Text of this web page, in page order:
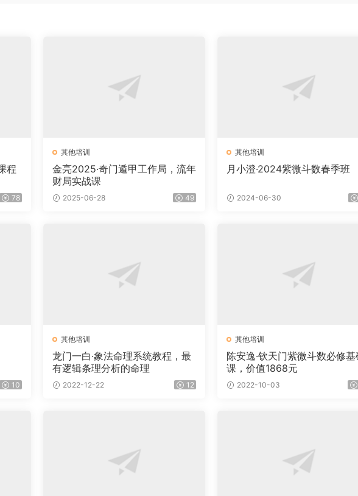
程
78
其他培训
金亮2025·奇门遁甲工作局，流年
财局实战课
2025-06-28 49
其他培训
月小澄·2024紫微斗数春季班
2024-06-30
10
其他培训
龙门一白·象法命理系统教程，最
有逻辑条理分析的命理
2022-12-22 12
其他培训
陈安逸·钦天门紫微斗数必修
课，价值1868元
2022-10-03